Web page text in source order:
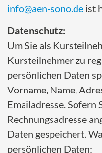
info@aen-sono.de ist
Datenschutz:
Um Sie als
Kursteilnehmer zu
persönlichen Daten
Vorname, Name,
Emailadresse. Sofern
Rechnungsadresse
Daten gespeichert.
persönlichen Daten: